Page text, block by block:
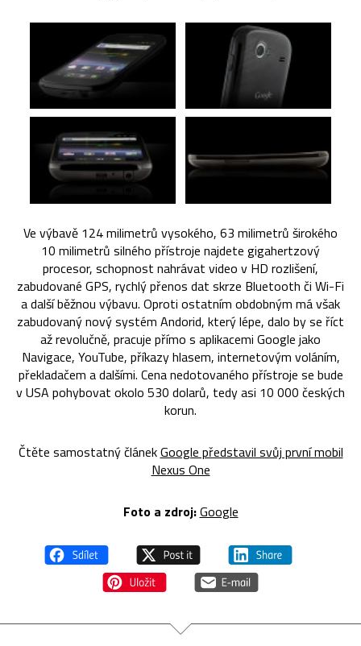
Ve výbavě 124 milimetrů vysokého, 63 milimetrů širokého
10 milimetrů silného přístroje najdete gigahertzový
procesor, schopnost nahrávat video v HD rozlišení,
zabudované GPS, rychlý přenos dat skrze Bluetooth či Wi-Fi
a další běžnou výbavu. Oproti ostatním obdobným má však
zabudovaný nový systém Andorid, který lépe, dalo by se říct
až revolučně, pracuje přímo s aplikacemi Google jako
Navigace, YouTube, příkazy hlasem, internetovým voláním,
překladačem a dalšími. Cena nedotovaného přístroje se bude
v USA pohybovat okolo 530 dolarů, tedy asi 10 000 českých
korun.
Čtěte samostatný článekGoogle představil svůj první mobil
Nexus One
Foto a zdroj:Google